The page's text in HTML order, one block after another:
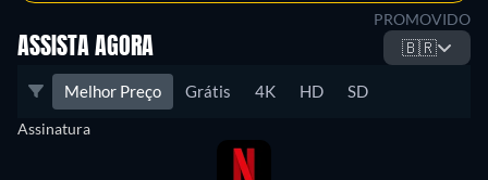
PROMOVIDO
ASSISTA AGORA 🇧🇷
Melhor Preço Grátis 4K HD SD
Assinatura